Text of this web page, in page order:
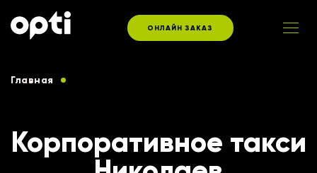
ОНЛАЙН ЗАКАЗ
Главная
Корпоративное такси